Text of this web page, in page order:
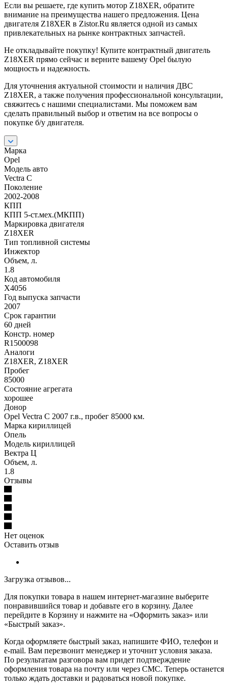
Если вы решаете, где купить мотор Z18XER, обратите
внимание на преимущества нашего предложения. Цена
двигателя Z18XER в Zistor.Ru является одной из самых
привлекательных на рынке контрактных запчастей.
Не откладывайте покупку! Купите контрактный двигатель
Z18XER прямо сейчас и верните вашему Opel былую
мощность и надежность.
Для уточнения актуальной стоимости и наличия ДВС
Z18XER, а также получения профессиональной консультации,
свяжитесь с нашими специалистами. Мы поможем вам
сделать правильный выбор и ответим на все вопросы о
покупке б/у двигателя.
Марка
Opel
Модель авто
Vectra C
Поколение
2002-2008
КПП
КПП 5-ст.мех.(МКПП)
Маркировка двигателя
Z18XER
Тип топливной системы
Инжектор
Объем, л.
1.8
Код автомобиля
X4056
Год выпуска запчасти
2007
Срок гарантии
60 дней
Констр. номер
R1500098
Аналоги
Z18XER, Z18XER
Пробег
85000
Состояние агрегата
хорошее
Донор
Opel Vectra C 2007 г.в., пробег 85000 км.
Марка кириллицей
Опель
Модель кириллицей
Вектра Ц
Объем, л.
1.8
Отзывы
Нет оценок
Оставить отзыв
Загрузка отзывов...
Для покупки товара в нашем интернет-магазине выберите
понравившийся товар и добавьте его в корзину. Далее
перейдите в Корзину и нажмите на «Оформить заказ» или
«Быстрый заказ».
Когда оформляете быстрый заказ, напишите ФИО, телефон и
e-mail. Вам перезвонит менеджер и уточнит условия заказа.
По результатам разговора вам придет подтверждение
оформления товара на почту или через СМС. Теперь останется
только ждать доставки и радоваться новой покупке.